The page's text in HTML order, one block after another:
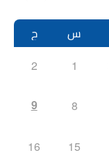
س ح
1
2
8
9
15
16